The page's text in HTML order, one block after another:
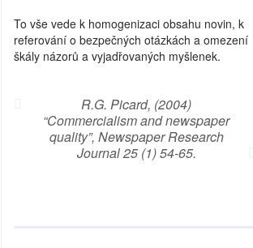
To vše vede k homogenizaci obsahu novin, k
referování o bezpečných otázkách a omezení
škály názorů a vyjadřovaných myšlenek.
R.G. Picard, (2004)
“Commercialism and newspaper
quality”, Newspaper Research
Journal 25 (1) 54-65.